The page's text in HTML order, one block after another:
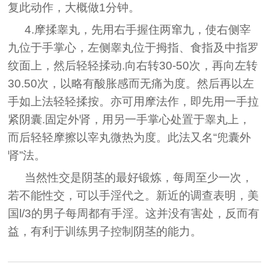
复此动作，大概做1分钟。
4.摩揉睾丸，先用右手握住两窜九，使右侧宰
九位于手掌心，左侧睾丸位于拇指、食指及中指罗
纹面上，然后轻轻揉动.向右转30-50次，再向左转
30.50次，以略有酸胀感而无痛为度。然后再以左
手如上法轻轻揉按。亦可用摩法作，即先用一手拉
紧阴囊.固定外肾，用另一手掌心处置于睾丸上，
而后轻轻摩擦以宰丸微热为度。此法又名“兜囊外
肾”法。
当然性交是阴茎的最好锻炼，每周至少一次，
若不能性交，可以手淫代之。新近的调查表明，美
国l/3的男子每周都有手淫。这并没有害处，反而有
益，有利于训练男子控制阴茎的能力。